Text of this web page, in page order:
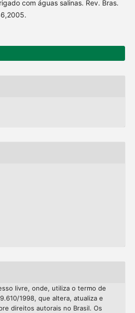
com águas salinas. Rev. Bras.
livre, onde, utiliza o termo de
1998, que altera, atualiza e
direitos autorais no Brasil. Os